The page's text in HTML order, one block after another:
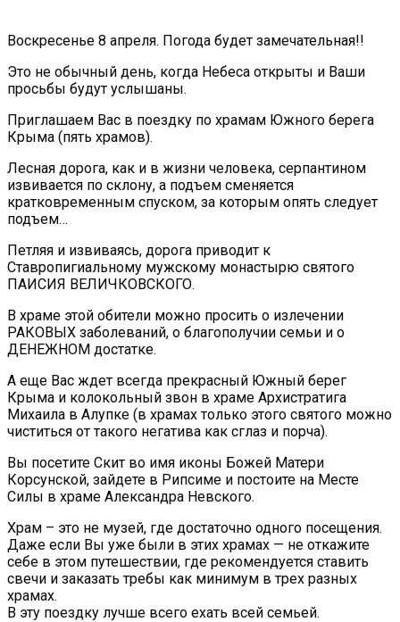
Воскресенье 8 апреля. Погода будет замечательная!!
Это не обычный день, когда Небеса открыты и Ваши
просьбы будут услышаны.
Приглашаем Вас в поездку по храмам Южного берега
Крыма (пять храмов).
Лесная дорога, как и в жизни человека, серпантином
извивается по склону, а подъем сменяется
кратковременным спуском, за которым опять следует
подъем…
Петляя и извиваясь, дорога приводит к
Ставропигиальному мужскому монастырю святого
ПАИСИЯ ВЕЛИЧКОВСКОГО.
В храме этой обители можно просить о излечении
РАКОВЫХ заболеваний, о благополучии семьи и о
ДЕНЕЖНОМ достатке.
А еще Вас ждет всегда прекрасный Южный берег
Крыма и колокольный звон в храме Архистратига
Михаила в Алупке (в храмах только этого святого можно
чиститься от такого негатива как сглаз и порча).
Вы посетите Скит во имя иконы Божей Матери
Корсунской, зайдете в Рипсиме и постоите на Месте
Силы в храме Александра Невского.
Храм – это не музей, где достаточно одного посещения.
Даже если Вы уже были в этих храмах — не откажите
себе в этом путешествии, где рекомендуется ставить
свечи и заказать требы как минимум в трех разных
храмах.
В эту поездку лучше всего ехать всей семьей.